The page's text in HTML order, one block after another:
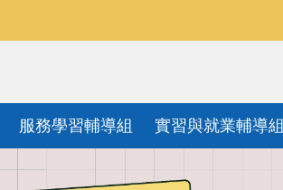
服務學習輔導組 實習與就業輔導組